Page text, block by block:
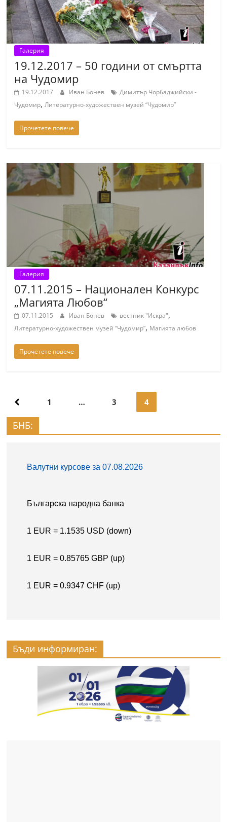
Галерия
19.12.2017 – 50 години от смъртта
на Чудомир
19.12.2017 Иван Бонев
Димитър Чорбаджийски -
Чудомир,Литературно-художествен музей “Чудомир”
Прочетете повече
Галерия
07.11.2015 – Национален Конкурс
„Магията Любов“
07.11.2015 Иван Бонев вестник "Искра",
Литературно-художествен музей “Чудомир”, Магията любов
Прочетете повече
Навигация
1 … 3 4
БНБ:
Бъди информиран: